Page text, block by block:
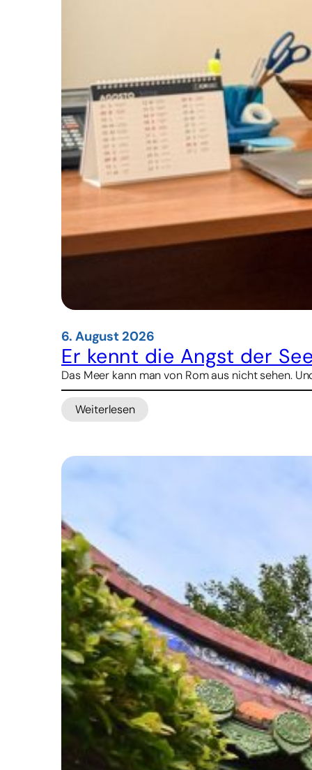
6. August 2026
Er kennt die Angst der
Das Meer kann man von Rom aus nicht sehen.
Weiterlesen
:
nun
will
er
ihnen
Halt
geben